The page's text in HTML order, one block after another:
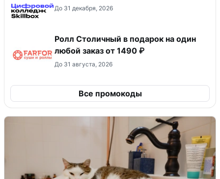
До 31 декабря, 2026
Ролл Столичный в подарок на один
любой заказ от 1490 ₽
До 31 августа, 2026
Все промокоды